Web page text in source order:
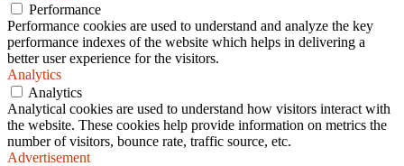
Performance
Performance cookies are used to understand and analyze the key
performance indexes of the website which helps in delivering a
better user experience for the visitors.
Analytics
Analytics
Analytical cookies are used to understand how visitors interact with
the website. These cookies help provide information on metrics the
number of visitors, bounce rate, traffic source, etc.
Advertisement